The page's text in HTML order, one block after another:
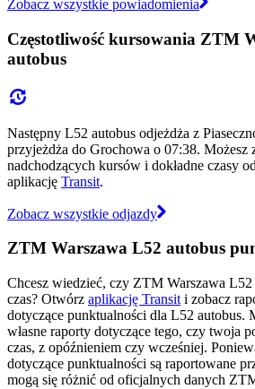
Zobacz wszystkie powiadomienia
Częstotliwość kursowania ZTM
autobus
Następny L52 autobus odjeżdża z
przyjeżdża do Grochowa o 07:38. Możesz
nadchodzących kursów i dokładne czasy
aplikację Transit.
Zobacz wszystkie odjazdy
ZTM Warszawa L52 autobus
Chcesz wiedzieć, czy ZTM Warszawa L52
czas? Otwórz aplikację Transit i zobacz
dotyczące punktualności dla L52 autobus.
własne raporty dotyczące tego, czy twoja
czas, z opóźnieniem czy wcześniej.
dotyczące punktualności są raportowane
mogą się różnić od oficjalnych danych